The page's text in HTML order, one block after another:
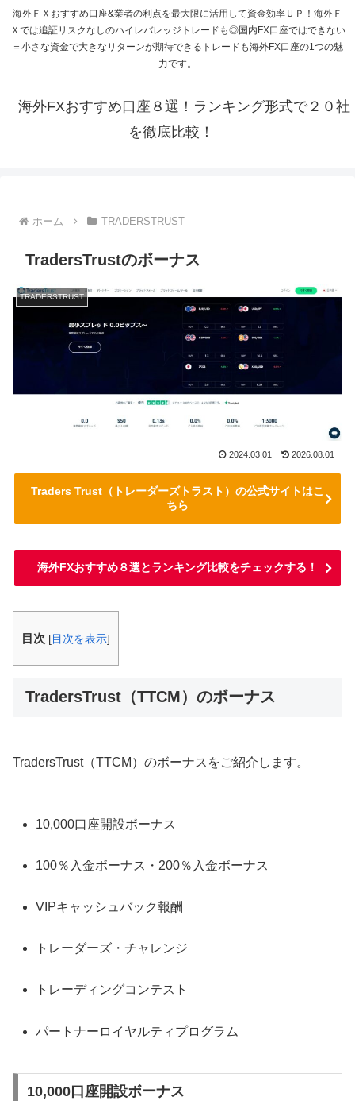
海外ＦＸおすすめ口座&業者の利点を最大限に活用して資金効率ＵＰ！海外Ｆ
Ｘでは追証リスクなしのハイレバレッジトレードも◎国内FX口座ではできない
＝小さな資金で大きなリターンが期待できるトレードも海外FX口座の1つの魅
力です。
海外FXおすすめ口座８選！ランキング形式で２０社
を徹底比較！
ホーム TRADERSTRUST
TradersTrustのボーナス
TRADERSTRUST
2024.03.01 2026.08.01
Traders Trust（トレーダーズトラスト）の公式サイトはこ
ちら
海外FXおすすめ８選とランキング比較をチェックする！
目次 [ 目次を表示]
TradersTrust（TTCM）のボーナス
TradersTrust（TTCM）のボーナスをご紹介します。
10,000口座開設ボーナス
100％入金ボーナス・200％入金ボーナス
VIPキャッシュバック報酬
トレーダーズ・チャレンジ
トレーディングコンテスト
パートナーロイヤルティプログラム
10,000口座開設ボーナス